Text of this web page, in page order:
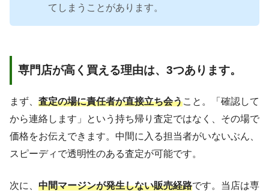
てしまうことがあります。
専門店が高く買える理由は、3つあります。
まず、 査定の場に責任者が直接立ち会うこと。「確認して
から連絡します」という持ち帰り査定ではなく、その場で
価格をお伝えできます。中間に入る担当者がいないぶん、
スピーディで透明性のある査定が可能です。
次に、 中間マージンが発生しない販売経路です。当店は専